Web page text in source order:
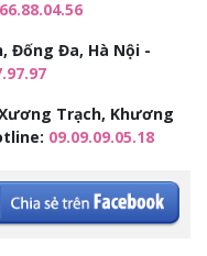
Đống Đa, Hà Nội -
Trạch, Khương
09.09.09.05.18